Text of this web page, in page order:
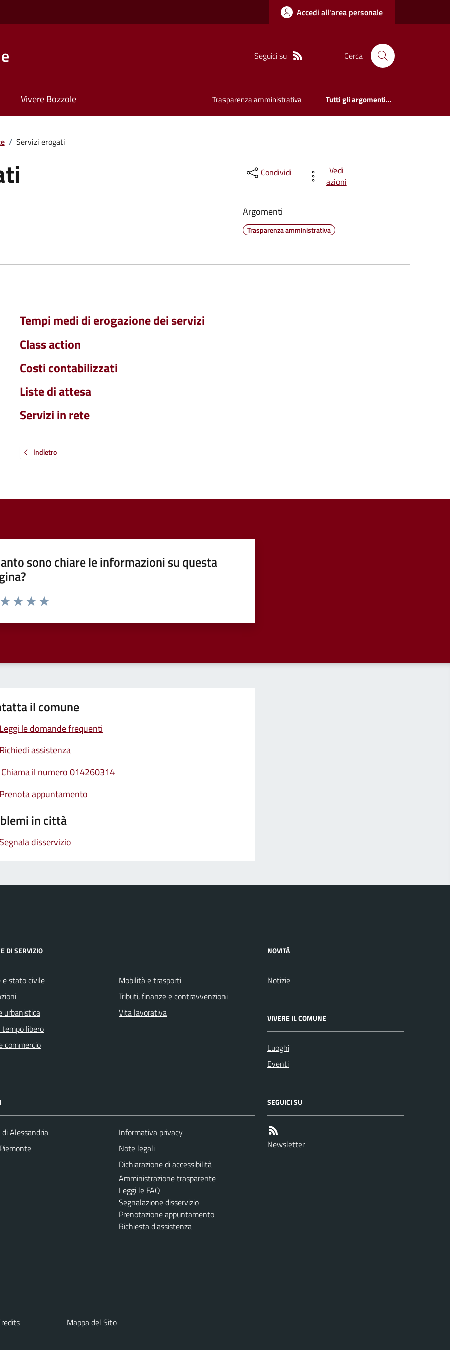
Accedi all'area personale
Seguici su Cerca
Vivere Bozzole Trasparenza amministrativa Tutti gli argomenti...
/ Servizi erogati
Condividi
Vedi
azioni
Argomenti
Trasparenza amministrativa
Tempi medi di erogazione dei servizi
Class action
Costi contabilizzati
Liste di attesa
Servizi in rete
Indietro
sono chiare le informazioni su questa
da 1 a 5 stelle la pagina
il comune
Leggi le domande frequenti
Richiedi assistenza
Chiama il numero 014260314
Prenota appuntamento
in città
Segnala disservizio
DI SERVIZIO
e stato civile
urbanistica
libero
commercio
Mobilità e trasporti
Tributi, finanze e contravvenzioni
Vita lavorativa
NOVITÀ
Notizie
VIVERE IL COMUNE
Luoghi
Eventi
Alessandria
Informativa privacy
Note legali
Dichiarazione di accessibilità
Amministrazione trasparente
Leggi le FAQ
Segnalazione disservizio
Prenotazione appuntamento
Richiesta d'assistenza
SEGUICI SU
Newsletter
Mappa del Sito